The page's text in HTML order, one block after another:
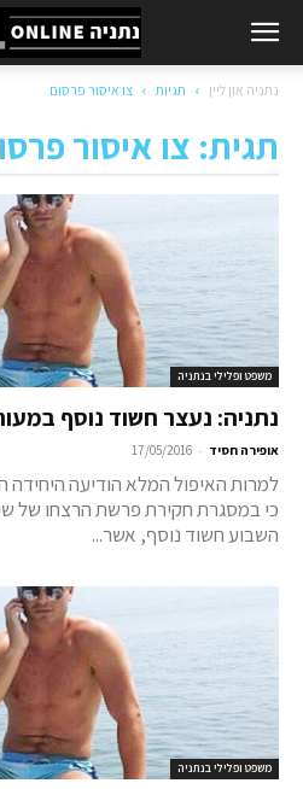
נתניה און ליין תגיות צו איסור פרסום
תגית: צו איסור
משפט ופלילי בנתניה
נתניה: נעצר חשוד נוסף
אופירה חסיד -
17/05/2016
למרות האיפול המלא הודיעה
כי במסגרת חקירת פרשת הרצחו של שי
השבוע חשוד נוסף, אשר...
משפט ופלילי בנתניה